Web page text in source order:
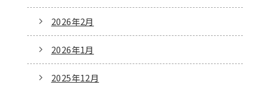
2026年2月
2026年1月
2025年12月